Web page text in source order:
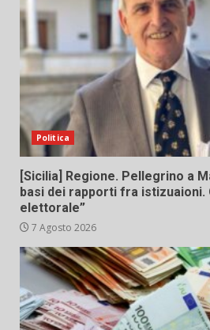
Politica
[Sicilia] Regione. Pellegrino a
basi dei rapporti fra istizuaioni.
elettorale”
7 Agosto 2026